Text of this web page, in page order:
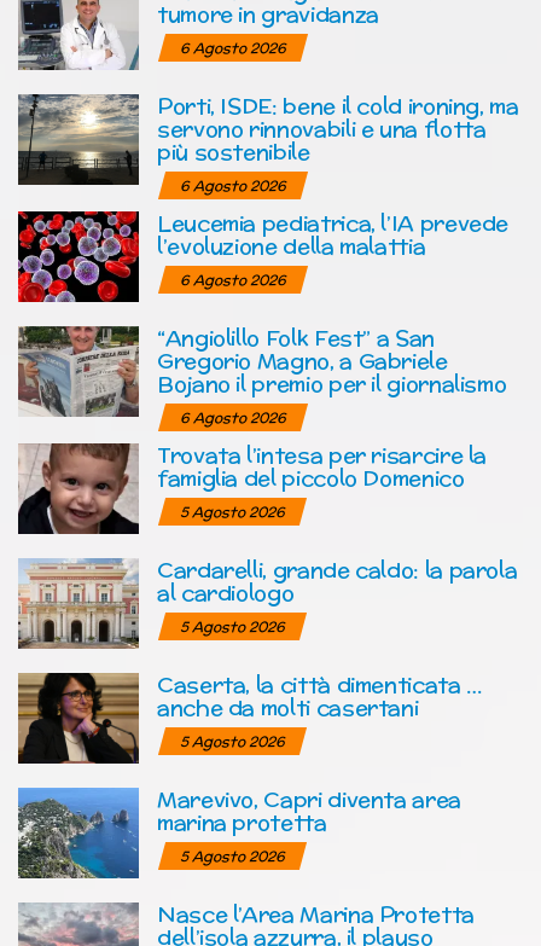
tumore in gravidanza
6 Agosto 2026
Porti, ISDE: bene il cold ironing, ma
servono rinnovabili e una flotta
più sostenibile
6 Agosto 2026
Leucemia pediatrica, l’IA prevede
l’evoluzione della malattia
6 Agosto 2026
“Angiolillo Folk Fest” a San
Gregorio Magno, a Gabriele
Bojano il premio per il giornalismo
6 Agosto 2026
Trovata l’intesa per risarcire la
famiglia del piccolo Domenico
5 Agosto 2026
Cardarelli, grande caldo: la parola
al cardiologo
5 Agosto 2026
Caserta, la città dimenticata …
anche da molti casertani
5 Agosto 2026
Marevivo, Capri diventa area
marina protetta
5 Agosto 2026
Nasce l’Area Marina Protetta
dell’isola azzurra, il plauso